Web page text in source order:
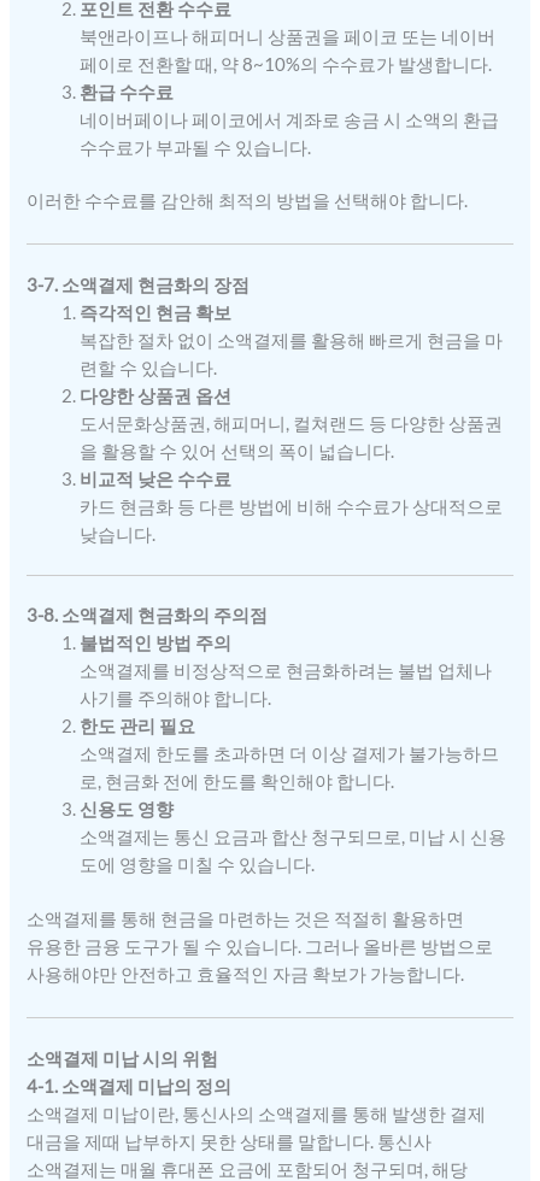
포인트 전환 수수료
북앤라이프나 해피머니 상품권을 페이코 또는 네이버
페이로 전환할 때, 약 8~10%의 수수료가 발생합니다.
환급 수수료
네이버페이나 페이코에서 계좌로 송금 시 소액의 환급
수수료가 부과될 수 있습니다.
이러한 수수료를 감안해 최적의 방법을 선택해야 합니다.
3-7. 소액결제 현금화의 장점
즉각적인 현금 확보
복잡한 절차 없이 소액결제를 활용해 빠르게 현금을 마
련할 수 있습니다.
다양한 상품권 옵션
도서문화상품권, 해피머니, 컬쳐랜드 등 다양한 상품권
을 활용할 수 있어 선택의 폭이 넓습니다.
비교적 낮은 수수료
카드 현금화 등 다른 방법에 비해 수수료가 상대적으로
낮습니다.
3-8. 소액결제 현금화의 주의점
불법적인 방법 주의
소액결제를 비정상적으로 현금화하려는 불법 업체나
사기를 주의해야 합니다.
한도 관리 필요
소액결제 한도를 초과하면 더 이상 결제가 불가능하므
로, 현금화 전에 한도를 확인해야 합니다.
신용도 영향
소액결제는 통신 요금과 합산 청구되므로, 미납 시 신용
도에 영향을 미칠 수 있습니다.
소액결제를 통해 현금을 마련하는 것은 적절히 활용하면
유용한 금융 도구가 될 수 있습니다. 그러나 올바른 방법으로
사용해야만 안전하고 효율적인 자금 확보가 가능합니다.
소액결제 미납 시의 위험
4-1. 소액결제 미납의 정의
소액결제 미납이란, 통신사의 소액결제를 통해 발생한 결제
대금을 제때 납부하지 못한 상태를 말합니다. 통신사
소액결제는 매월 휴대폰 요금에 포함되어 청구되며, 해당